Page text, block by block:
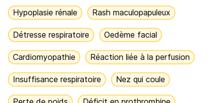
Hypoplasie rénale Rash maculopapuleux
Détresse respiratoire Oedème facial
Cardiomyopathie Réaction liée à la perfusion
Insuffisance respiratoire Nez qui coule